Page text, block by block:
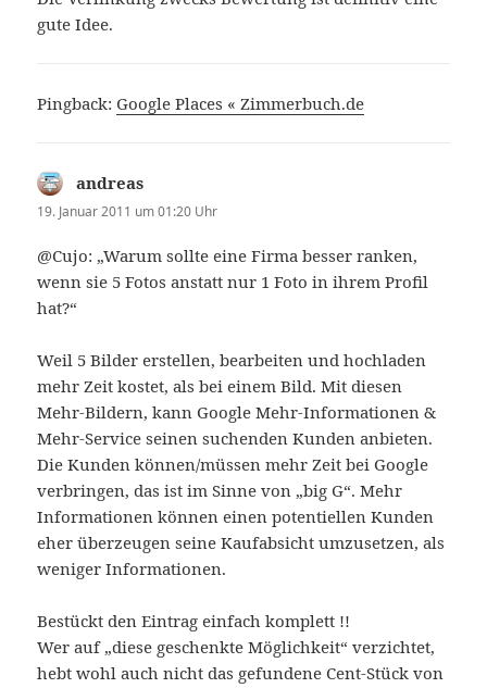
gute Idee.
Pingback: Google Places « Zimmerbuch.de
andreas
19. Januar 2011 um 01:20 Uhr
@Cujo: „Warum sollte eine Firma besser ranken,
wenn sie 5 Fotos anstatt nur 1 Foto in ihrem Profil
hat?“
Weil 5 Bilder erstellen, bearbeiten und hochladen
mehr Zeit kostet, als bei einem Bild. Mit diesen
Mehr-Bildern, kann Google Mehr-Informationen &
Mehr-Service seinen suchenden Kunden anbieten.
Die Kunden können/müssen mehr Zeit bei Google
verbringen, das ist im Sinne von „big G“. Mehr
Informationen können einen potentiellen Kunden
eher überzeugen seine Kaufabsicht umzusetzen, als
weniger Informationen.
Bestückt den Eintrag einfach komplett !!
Wer auf „diese geschenkte Möglichkeit“ verzichtet,
hebt wohl auch nicht das gefundene Cent-Stück von